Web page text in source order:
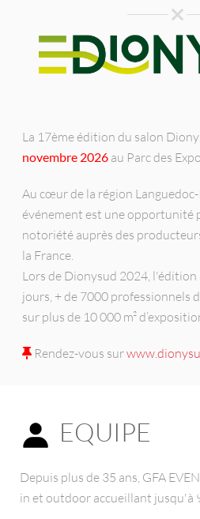
La 17ème édition du salon
novembre 2026 au Parc des
Au cœur de la région
événement est une opportunité
notoriété auprès des
la France.
Lors de Dionysud 2024,
jours, + de 7000 professionnels
sur plus de 10 000 m²
Rendez-vous sur
EQUIPE
Depuis plus de 35 ans, GFA
in et outdoor accueillant jusqu'à